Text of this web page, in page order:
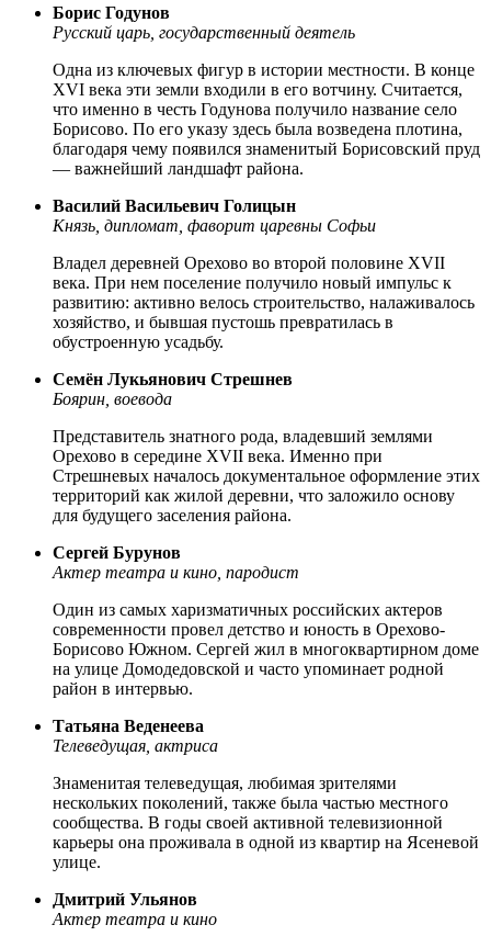
Борис Годунов
Русский царь, государственный деятель
Одна из ключевых фигур в истории местности. В конце
XVI века эти земли входили в его вотчину. Считается,
что именно в честь Годунова получило название село
Борисово. По его указу здесь была возведена плотина,
благодаря чему появился знаменитый Борисовский пруд
— важнейший ландшафт района.
Василий Васильевич Голицын
Князь, дипломат, фаворит царевны Софьи
Владел деревней Орехово во второй половине XVII
века. При нем поселение получило новый импульс к
развитию: активно велось строительство, налаживалось
хозяйство, и бывшая пустошь превратилась в
обустроенную усадьбу.
Семён Лукьянович Стрешнев
Боярин, воевода
Представитель знатного рода, владевший землями
Орехово в середине XVII века. Именно при
Стрешневых началось документальное оформление этих
территорий как жилой деревни, что заложило основу
для будущего заселения района.
Сергей Бурунов
Актер театра и кино, пародист
Один из самых харизматичных российских актеров
современности провел детство и юность в Орехово-
Борисово Южном. Сергей жил в многоквартирном доме
на улице Домодедовской и часто упоминает родной
район в интервью.
Татьяна Веденеева
Телеведущая, актриса
Знаменитая телеведущая, любимая зрителями
нескольких поколений, также была частью местного
сообщества. В годы своей активной телевизионной
карьеры она проживала в одной из квартир на Ясеневой
улице.
Дмитрий Ульянов
Актер театра и кино